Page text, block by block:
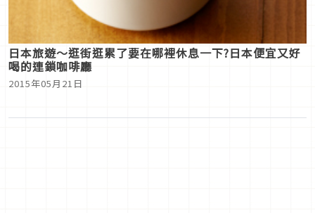
日本旅遊～逛街逛累了要在哪裡休息一下?日本便宜又好
喝的連鎖咖啡廳
2015年05月21日